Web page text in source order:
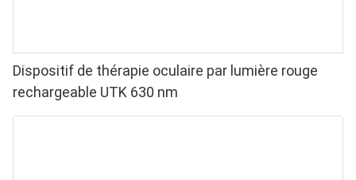
Dispositif de thérapie oculaire par lumière rouge
rechargeable UTK 630 nm